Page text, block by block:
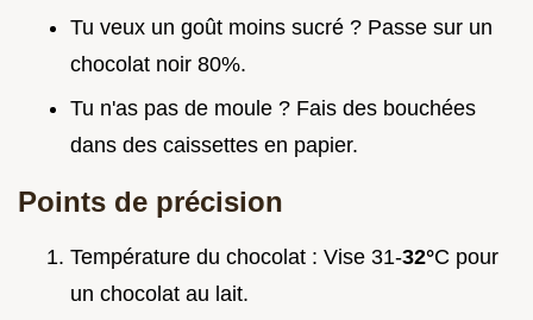
Tu veux un goût moins sucré ? Passe sur un
chocolat noir 80%.
Tu n'as pas de moule ? Fais des bouchées
dans des caissettes en papier.
Points de précision
Température du chocolat : Vise 31-32°C pour
un chocolat au lait.